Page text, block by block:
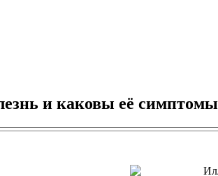
и каковы её симптомы